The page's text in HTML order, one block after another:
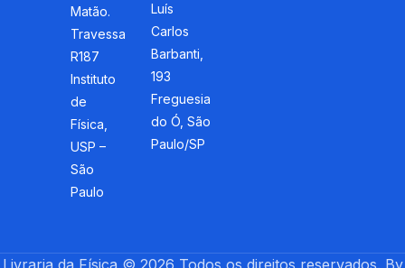
Matão.
Travessa
R187
Instituto
de
Física,
USP –
São
Paulo
Luís
Carlos
Barbanti,
193
Freguesia
do Ó, São
Paulo/SP
Livraria da Física © 2026 Todos os direitos reservados. By